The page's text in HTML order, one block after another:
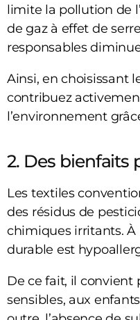
limite la pollution de
de gaz à effet de
responsables
Ainsi, en choisissant
contribuez
l’environnement
2. Des bienfaits
Les textiles
des résidus de
chimiques irritants. À
durable est
De ce fait, il
sensibles, aux